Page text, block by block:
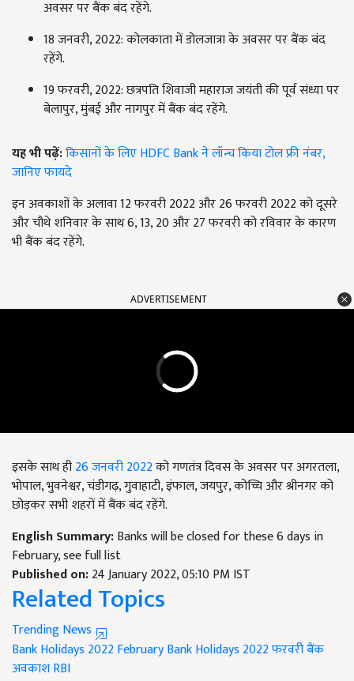
अवसर पर बैंक बंद रहेंगे.
18 जनवरी, 2022: कोलकाता में डोलजात्रा के अवसर पर बैंक बंद
रहेंगे.
19 फरवरी, 2022: छत्रपति शिवाजी महाराज जयंती की पूर्व संध्या पर
बेलापुर, मुंबई और नागपुर में बैंक बंद रहेंगे.
यह भी पढ़ें:किसानों के लिए HDFC Bank ने लॉन्च किया टोल फ्री नंबर,
जानिए फायदे
इन अवकाशों के अलावा 12 फरवरी 2022 और 26 फरवरी 2022 को दूसरे
और चौथे शनिवार के साथ 6, 13, 20 और 27 फरवरी को रविवार के कारण
भी बैंक बंद रहेंगे.
ADVERTISEMENT
इसके साथ ही26 जनवरी 2022को गणतंत्र दिवस के अवसर पर अगरतला,
भोपाल, भुवनेश्वर, चंडीगढ़, गुवाहाटी, इंफाल, जयपुर, कोच्चि और श्रीनगर को
छोड़कर सभी शहरों में बैंक बंद रहेंगे.
English Summary:Banks will be closed for these 6 days in
February, see full list
Published on:24 January 2022, 05:10 PM IST
Related Topics
Trending News
Bank Holidays 2022February Bank Holidays 2022फरवरी बैंक
अवकाशRBI